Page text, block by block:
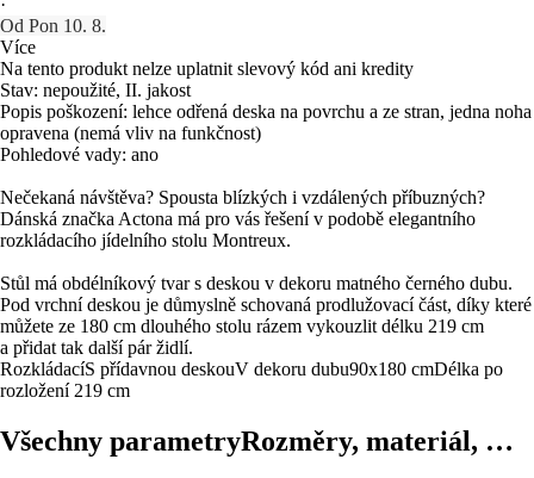
Od Pon 10. 8.
Více
Na tento produkt nelze uplatnit slevový kód ani kredity
Stav: nepoužité, II. jakost
Popis poškození: lehce odřená deska na povrchu a ze stran, jedna noha
opravena (nemá vliv na funkčnost)
Pohledové vady: ano
Nečekaná návštěva? Spousta blízkých i vzdálených příbuzných?
Dánská značka Actona má pro vás řešení v podobě elegantního
rozkládacího jídelního stolu Montreux.
Stůl má obdélníkový tvar s deskou v dekoru matného černého dubu.
Pod vrchní deskou je důmyslně schovaná prodlužovací část, díky které
můžete ze 180 cm dlouhého stolu rázem vykouzlit délku 219 cm
a přidat tak další pár židlí.
RozkládacíS přídavnou deskouV dekoru dubu90x180 cmDélka po
rozložení 219 cm
Všechny parametryRozměry, materiál, …